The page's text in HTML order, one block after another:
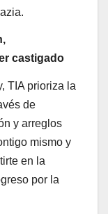
castigado
TIA prioriza la
de
y arreglos
mismo y
en la
por la